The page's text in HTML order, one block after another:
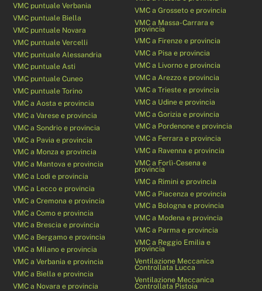
VMC puntuale Verbania
VMC puntuale Biella
VMC puntuale Novara
VMC puntuale Vercelli
VMC puntuale Alessandria
VMC puntuale Asti
VMC puntuale Cuneo
VMC puntuale Torino
VMC a Aosta e provincia
VMC a Varese e provincia
VMC a Sondrio e provincia
VMC a Pavia e provincia
VMC a Monza e provincia
VMC a Mantova e provincia
VMC a Lodi e provincia
VMC a Lecco e provincia
VMC a Cremona e provincia
VMC a Como e provincia
VMC a Brescia e provincia
VMC a Bergamo e provincia
VMC a Milano e provincia
VMC a Verbania e provincia
VMC a Biella e provincia
VMC a Novara e provincia
VMC a Grosseto e provincia
VMC a Massa-Carrara e
provincia
VMC a Firenze e provincia
VMC a Pisa e provincia
VMC a Livorno e provincia
VMC a Arezzo e provincia
VMC a Trieste e provincia
VMC a Udine e provincia
VMC a Gorizia e provincia
VMC a Pordenone e provincia
VMC a Ferrara e provincia
VMC a Ravenna e provincia
VMC a Forlì-Cesena e
provincia
VMC a Rimini e provincia
VMC a Piacenza e provincia
VMC a Bologna e provincia
VMC a Modena e provincia
VMC a Parma e provincia
VMC a Reggio Emilia e
provincia
Ventilazione Meccanica
Controllata Lucca
Ventilazione Meccanica
Controllata Pistoia